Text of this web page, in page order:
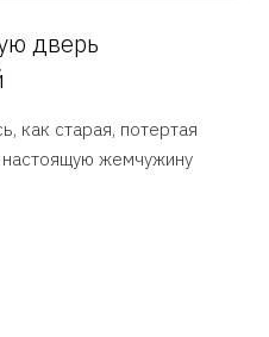
дверь
как старая, потертая
жемчужину